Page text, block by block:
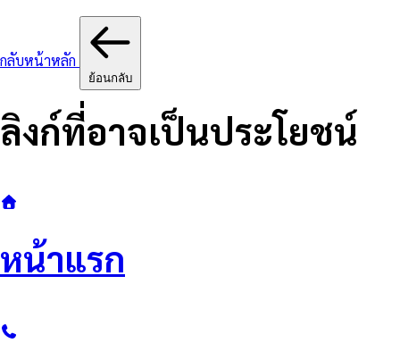
กลับหน้าหลัก
ย้อนกลับ
ลิงก์ที่อาจเป็นประโยชน์
หน้าแรก